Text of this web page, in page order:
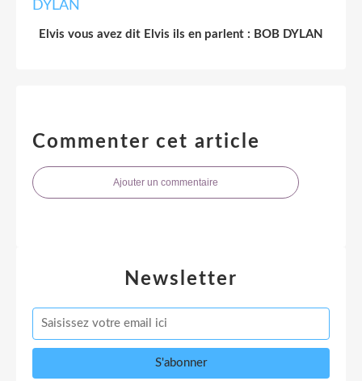
Elvis vous avez dit Elvis ils en parlent : BOB DYLAN
Commenter cet article
Ajouter un commentaire
Newsletter